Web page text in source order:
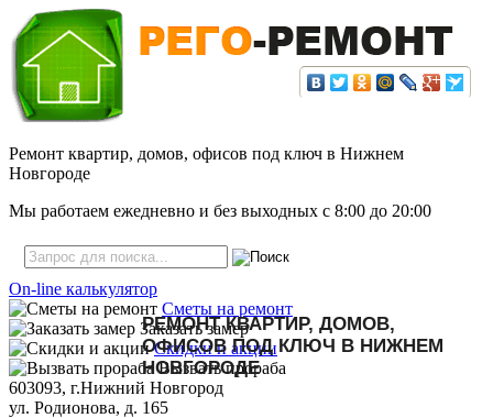
Ремонт квартир, домов, офисов под ключ в Нижнем
Новгороде
Мы работаем ежедневно и без выходных с 8:00 до 20:00
On-line калькулятор
Сметы на ремонт
Заказать замер
Скидки и акции
Вызвать прораба
603093, г.Нижний Новгород
ул. Родионова, д. 165
РЕМОНТ КВАРТИР, ДОМОВ,
ОФИСОВ ПОД КЛЮЧ В НИЖНЕМ
НОВГОРОДЕ